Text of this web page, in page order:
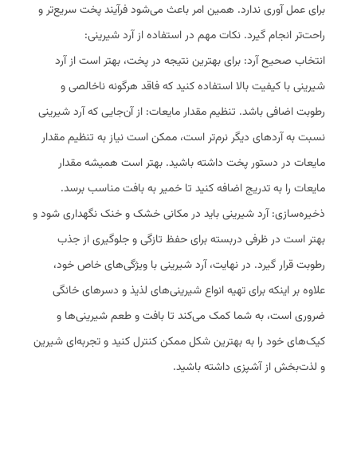
برای عمل آوری ندارد. همین امر باعث می‌شود فرآیند پخت سریع‌تر و
راحت‌تر انجام گیرد. نکات مهم در استفاده از آرد شیرینی:
انتخاب صحیح آرد: برای بهترین نتیجه در پخت، بهتر است از آرد
شیرینی با کیفیت بالا استفاده کنید که فاقد هرگونه ناخالصی و
رطوبت اضافی باشد. تنظیم مقدار مایعات: از آن‌جایی که آرد شیرینی
نسبت به آردهای دیگر نرم‌تر است، ممکن است نیاز به تنظیم مقدار
مایعات در دستور پخت داشته باشید. بهتر است همیشه مقدار
مایعات را به تدریج اضافه کنید تا خمیر به بافت مناسب برسد.
ذخیره‌سازی: آرد شیرینی باید در مکانی خشک و خنک نگهداری شود و
بهتر است در ظرفی دربسته برای حفظ تازگی و جلوگیری از جذب
رطوبت قرار گیرد. در نهایت، آرد شیرینی با ویژگی‌های خاص خود،
علاوه بر اینکه برای تهیه انواع شیرینی‌های لذیذ و دسرهای خانگی
ضروری است، به شما کمک می‌کند تا بافت و طعم شیرینی‌ها و
کیک‌های خود را به بهترین شکل ممکن کنترل کنید و تجربه‌ای شیرین
و لذت‌بخش از آشپزی داشته باشید.